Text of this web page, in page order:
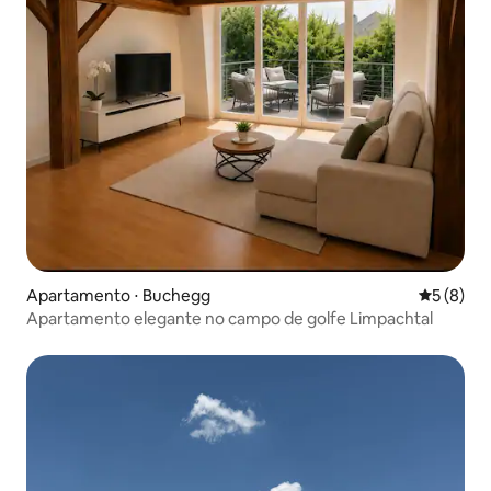
Apartamento ⋅ Buchegg 5 de
5 (8)
Apartamento elegante no campo de golfe Limpachtal